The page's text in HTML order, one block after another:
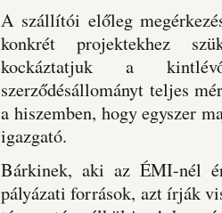
A szállítói előleg
konkrét projektekhez
kockáztatjuk a
szerződésállományt teljes
a hiszemben, hogy egyszer
igazgató.
Bárkinek, aki az ÉMI-nél
pályázati források, azt írják